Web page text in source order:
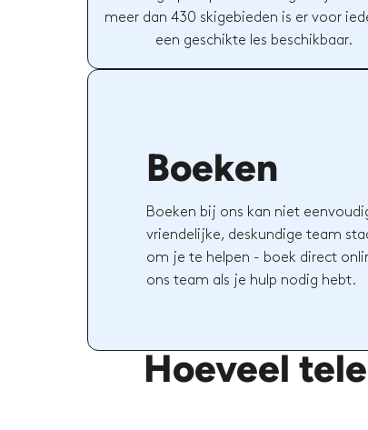
meer dan 430 skigebieden is er voor
een geschikte les beschikbaar.
Boeken
Boeken bij ons kan niet
vriendelijke, deskundige team
om je te helpen - boek direct
ons team als je hulp nodig hebt.
Hoeveel